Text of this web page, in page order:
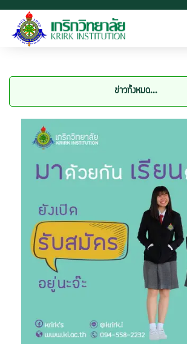
ข่าวทั้งหมด...